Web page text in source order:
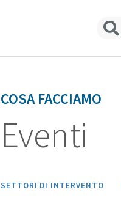
COSA FACCIAMO
Eventi
SETTORI DI INTERVENTO